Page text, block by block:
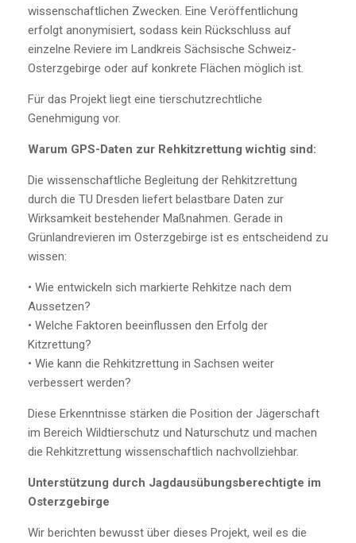
wissenschaftlichen Zwecken. Eine Veröffentlichung
erfolgt anonymisiert, sodass kein Rückschluss auf
einzelne Reviere im Landkreis Sächsische Schweiz-
Osterzgebirge oder auf konkrete Flächen möglich ist.
Für das Projekt liegt eine tierschutzrechtliche
Genehmigung vor.
Warum GPS-Daten zur Rehkitzrettung wichtig sind:
Die wissenschaftliche Begleitung der Rehkitzrettung
durch die TU Dresden liefert belastbare Daten zur
Wirksamkeit bestehender Maßnahmen. Gerade in
Grünlandrevieren im Osterzgebirge ist es entscheidend zu
wissen:
• Wie entwickeln sich markierte Rehkitze nach dem
Aussetzen?
• Welche Faktoren beeinflussen den Erfolg der
Kitzrettung?
• Wie kann die Rehkitzrettung in Sachsen weiter
verbessert werden?
Diese Erkenntnisse stärken die Position der Jägerschaft
im Bereich Wildtierschutz und Naturschutz und machen
die Rehkitzrettung wissenschaftlich nachvollziehbar.
Unterstützung durch Jagdausübungsberechtigte im
Osterzgebirge
Wir berichten bewusst über dieses Projekt, weil es die